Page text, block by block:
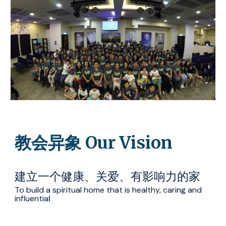
教会异象 Our Vision
建立一个健康、关爱、有影响力的家
To build a spiritual home that is healthy, caring and
influential